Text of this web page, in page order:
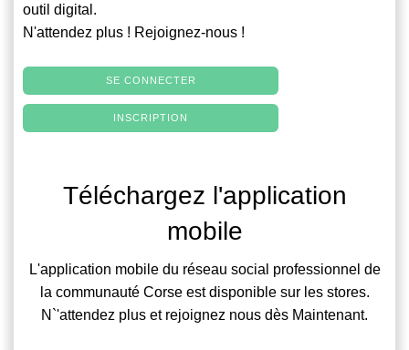
outil digital.
N'attendez plus ! Rejoignez-nous !
SE CONNECTER
INSCRIPTION
Téléchargez l'application
mobile
L'application mobile du réseau social professionnel de
la communauté Corse est disponible sur les stores.
N`'attendez plus et rejoignez nous dès Maintenant.